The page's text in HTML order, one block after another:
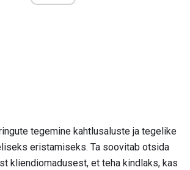
tegemine kahtlusaluste ja tegelike
eristamiseks. Ta soovitab otsida
kliendiomadusest, et teha kindlaks, kas